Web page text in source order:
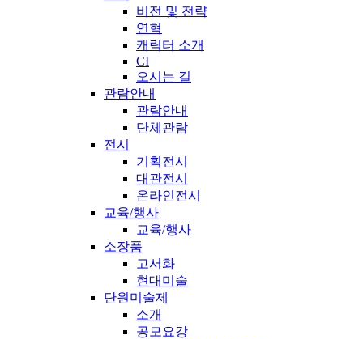
비전 및 전략
연혁
캐릭터 소개
CI
오시는 길
관람안내
관람안내
단체관람
전시
기획전시
대관전시
온라인전시
교육/행사
교육/행사
소장품
고서화
현대미술
단원미술제
소개
공모요강